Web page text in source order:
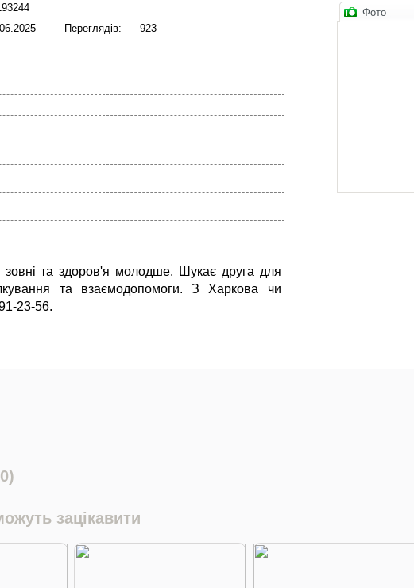
Переглядів: 923
зовні та здоров'я молодше. Шукає друга для
та взаємодопомоги. З Харкова чи
23-56.
Фото
зацікавити